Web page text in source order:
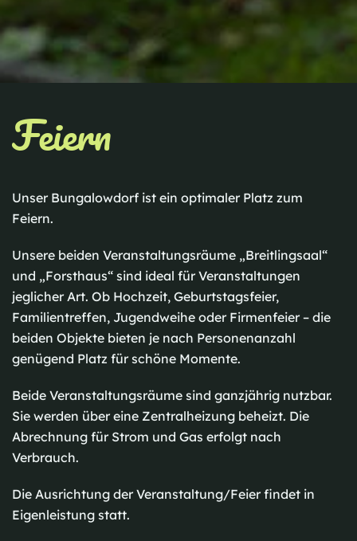
Feiern
Unser Bungalowdorf ist ein optimaler Platz zum
Feiern.
Unsere beiden Veranstaltungsräume „Breitlingsaal“
und „Forsthaus“ sind ideal für Veranstaltungen
jeglicher Art. Ob Hochzeit, Geburtstagsfeier,
Familientreffen, Jugendweihe oder Firmenfeier – die
beiden Objekte bieten je nach Personenanzahl
genügend Platz für schöne Momente.
Beide Veranstaltungsräume sind ganzjährig nutzbar.
Sie werden über eine Zentralheizung beheizt. Die
Abrechnung für Strom und Gas erfolgt nach
Verbrauch.
Die Ausrichtung der Veranstaltung/Feier findet in
Eigenleistung statt.